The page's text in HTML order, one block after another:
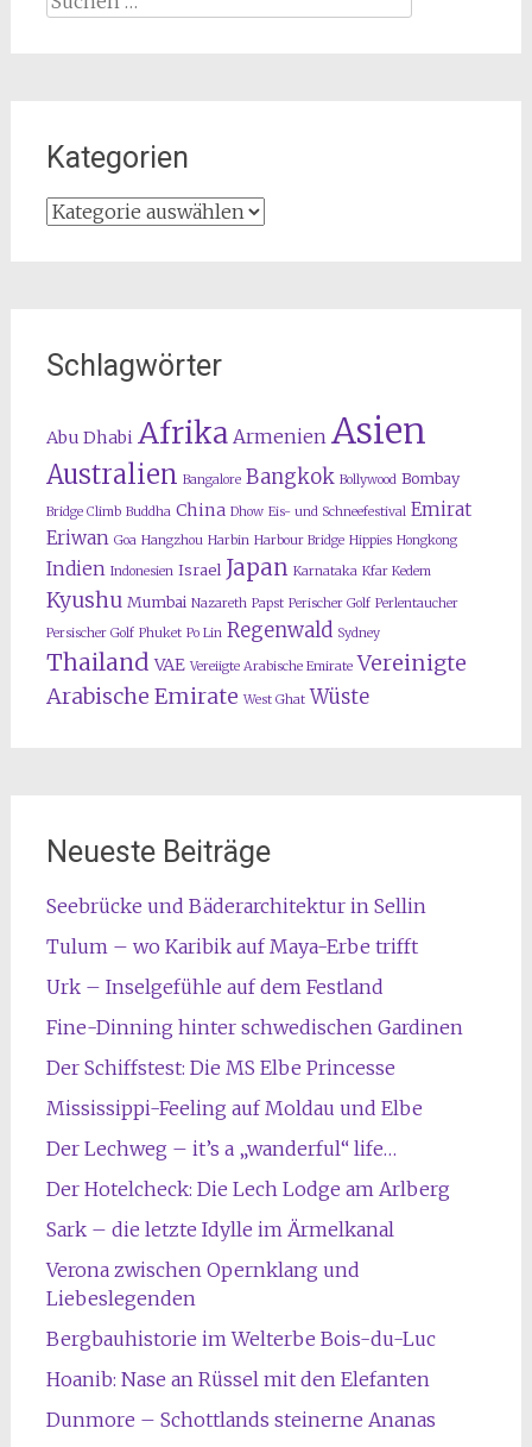
Kategorien
Kategorien
Schlagwörter
Abu Dhabi Afrika Armenien Asien
Australien Bangalore Bangkok Bollywood Bombay
Bridge Climb Buddha China Dhow Eis- und Schneefestival Emirat
Eriwan Goa Hangzhou Harbin Harbour Bridge Hippies Hongkong
Indien Indonesien Israel Japan Karnataka Kfar Kedem
Kyushu Mumbai Nazareth Papst Perischer Golf Perlentaucher
Persischer Golf Phuket Po Lin Regenwald Sydney
Thailand VAE Vereiigte Arabische Emirate Vereinigte
Arabische Emirate West Ghat Wüste
Neueste Beiträge
Seebrücke und Bäderarchitektur in Sellin
Tulum – wo Karibik auf Maya-Erbe trifft
Urk – Inselgefühle auf dem Festland
Fine-Dinning hinter schwedischen Gardinen
Der Schiffstest: Die MS Elbe Princesse
Mississippi-Feeling auf Moldau und Elbe
Der Lechweg – it’s a „wanderful“ life…
Der Hotelcheck: Die Lech Lodge am Arlberg
Sark – die letzte Idylle im Ärmelkanal
Verona zwischen Opernklang und
Liebeslegenden
Bergbauhistorie im Welterbe Bois-du-Luc
Hoanib: Nase an Rüssel mit den Elefanten
Dunmore – Schottlands steinerne Ananas